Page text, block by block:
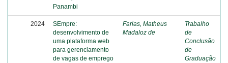
Panambi
2024
SEmpre:
desenvolvimento de
uma plataforma web
para gerenciamento
de vagas de emprego
Farias, Matheus
Madaloz de
Trabalho
de
Conclusão
de
Graduação